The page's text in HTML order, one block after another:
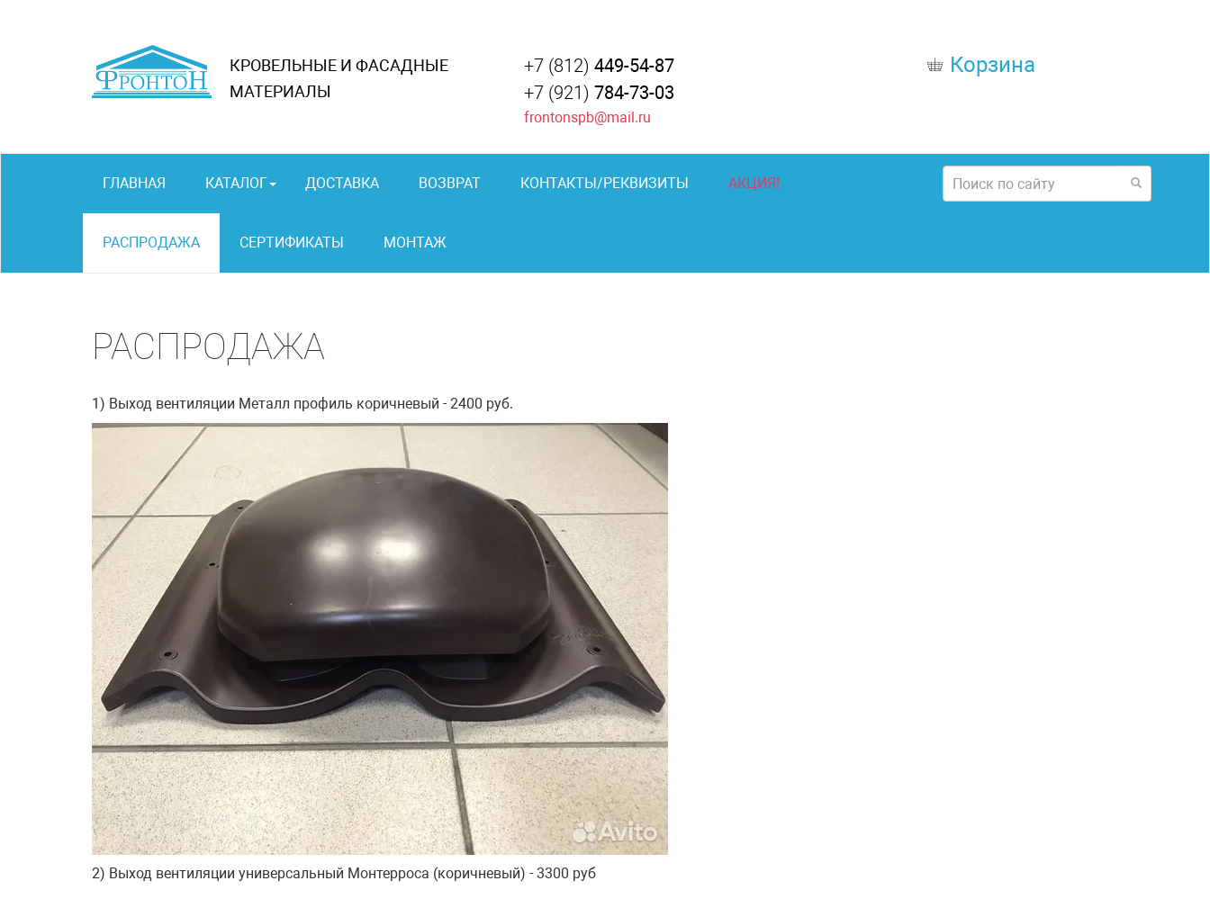
КРОВЕЛЬНЫЕ И ФАСАДНЫЕ
МАТЕРИАЛЫ
+7 (812) 449-54-87
+7 (921) 784-73-03
frontonspb@mail.ru
Корзина
ГЛАВНАЯ КАТАЛОГ ДОСТАВКА ВОЗВРАТ КОНТАКТЫ/РЕКВИЗИТЫ АКЦИЯ!
РАСПРОДАЖА СЕРТИФИКАТЫ МОНТАЖ
РАСПРОДАЖА
1) Выход вентиляции Металл профиль коричневый - 2400 руб.
2) Выход вентиляции универсальный Монтерроса (коричневый) - 3300 руб